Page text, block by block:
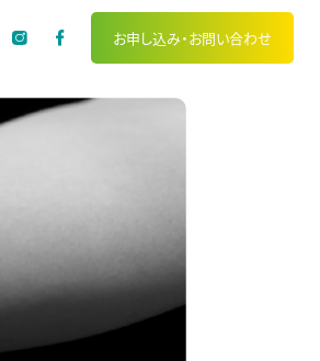
お申し込み・お問い合わせ